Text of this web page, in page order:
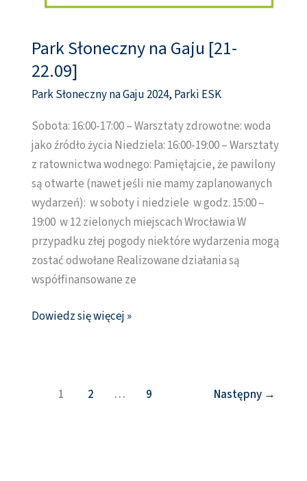
Park Słoneczny na Gaju [21-
22.09]
Park Słoneczny na Gaju 2024, Parki ESK
Sobota: 16:00-17:00 – Warsztaty zdrowotne: woda
jako źródło życia Niedziela: 16:00-19:00 – Warsztaty
z ratownictwa wodnego: Pamiętajcie, że pawilony
są otwarte (nawet jeśli nie mamy zaplanowanych
wydarzeń): w soboty i niedziele w godz. 15:00 –
19:00 w 12 zielonych miejscach Wrocławia W
przypadku złej pogody niektóre wydarzenia mogą
zostać odwołane Realizowane działania są
współfinansowane ze
Park
Słoneczny
Gaju
[21-
22.09]
Dowiedz się więcej »
1 2 … 9 Następny →